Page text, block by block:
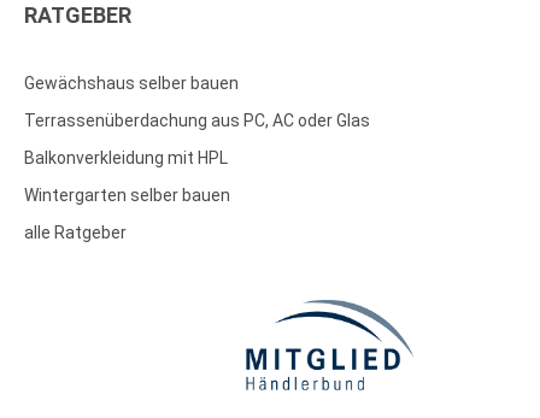
RATGEBER
Gewächshaus selber bauen
Terrassenüberdachung aus PC, AC oder Glas
Balkonverkleidung mit HPL
Wintergarten selber bauen
alle Ratgeber